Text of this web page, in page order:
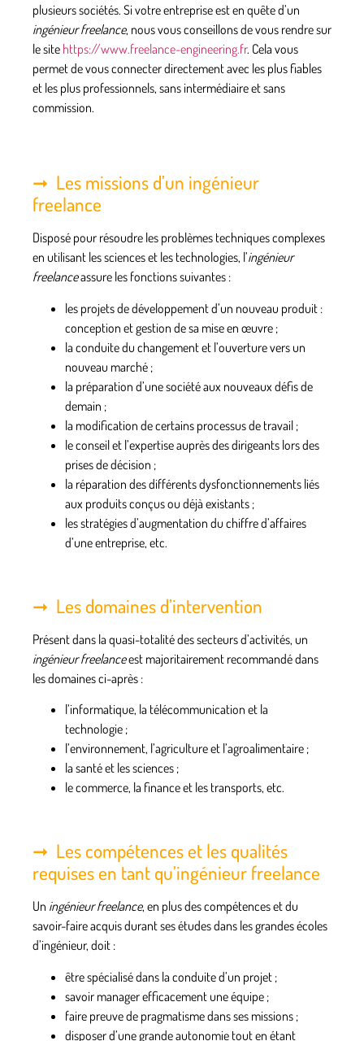
plusieurs sociétés. Si votre entreprise est en quête d’un
ingénieur freelance, nous vous conseillons de vous rendre sur
le site https://www.freelance-engineering.fr. Cela vous
permet de vous connecter directement avec les plus fiables
et les plus professionnels, sans intermédiaire et sans
commission.
Les missions d’un ingénieur
freelance
Disposé pour résoudre les problèmes techniques complexes
en utilisant les sciences et les technologies, l’ingénieur
freelanceassure les fonctions suivantes :
les projets de développement d’un nouveau produit :
conception et gestion de sa mise en œuvre ;
la conduite du changement et l’ouverture vers un
nouveau marché ;
la préparation d’une société aux nouveaux défis de
demain ;
la modification de certains processus de travail ;
le conseil et l’expertise auprès des dirigeants lors des
prises de décision ;
la réparation des différents dysfonctionnements liés
aux produits conçus ou déjà existants ;
lesstratégiesd’augmentation du chiffre d’affaires
d’une entreprise, etc.
Les domaines d’intervention
Présent dans la quasi-totalité des secteurs d’activités, un
ingénieur freelanceest majoritairement recommandédans
les domaines ci-après :
l’informatique, la télécommunication et la
technologie ;
l’environnement, l’agriculture et l’agroalimentaire ;
la santé et les sciences ;
le commerce, la finance et les transports, etc.
Les compétences et les qualités
requises en tant qu’ingénieur freelance
Un ingénieur freelance, en plus des compétences et du
savoir-faire acquis durant ses études dans les grandes écoles
d’ingénieur, doit :
être spécialisé dans la conduite d’un projet ;
savoir manager efficacement une équipe ;
faire preuve de pragmatisme dans ses missions ;
disposer d’une grande autonomie tout en étant